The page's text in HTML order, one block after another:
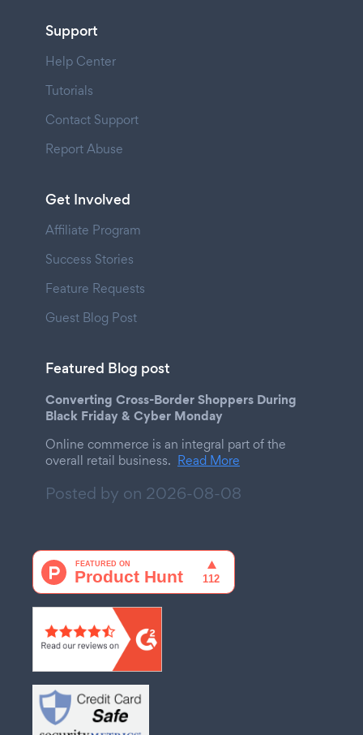
Support
Help Center
Tutorials
Contact Support
Report Abuse
Get Involved
Affiliate Program
Success Stories
Feature Requests
Guest Blog Post
Featured Blog post
Converting Cross-Border Shoppers During
Black Friday & Cyber Monday
Online commerce is an integral part of the
overall retail business. Read More
Posted by on 2026-08-08